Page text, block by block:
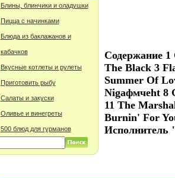
Блины, блинчики и оладушки
Пицца с начинками
Блюда из баклажанов и
кабачков
Вкусные котлеты и рулеты
Приготовить рыбу
Салаты и закуски
Оливье и винегреты
500 блюд для гурманов
Содержание
The Black 3
Summer Of
Nigафмчеht 8
11 The
Burnin' For
Исполнитель